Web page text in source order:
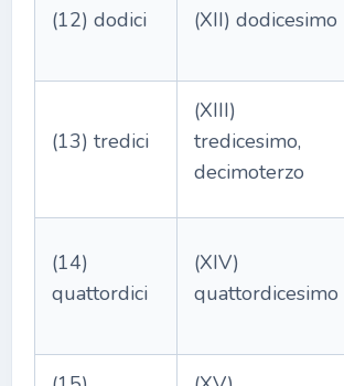
(12) dodici (XII) dodicesimo
(13) tredici
(XIII)
tredicesimo,
decimoterzo
(14)
quattordici
(XIV)
quattordicesimo